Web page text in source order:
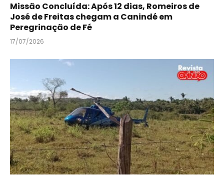
Missão Concluída: Após 12 dias, Romeiros de
José de Freitas chegam a Canindé em
Peregrinação de Fé
17/07/2026